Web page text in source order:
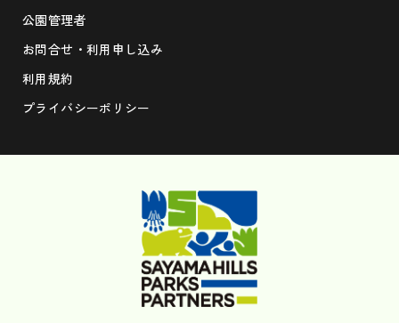
公園管理者
お問合せ・利用申し込み
利用規約
プライバシーポリシー